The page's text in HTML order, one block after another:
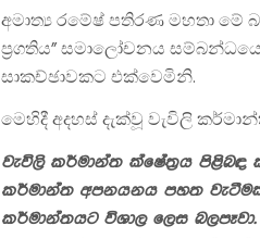
අමාත්‍ය රමේෂ් පතිරණ මහතා මේ
ප්‍රගතිය” සමාලෝචනය
සාකච්ඡාවකට එක්වෙමිනි.
මෙහිදී අදහස් දැක්වූ වැවිලි
වැවිලි කර්මාන්ත ක්ෂේත්‍රය
කර්මාන්ත අපනයනය පහත
කර්මාන්තයට විශාල ලෙස